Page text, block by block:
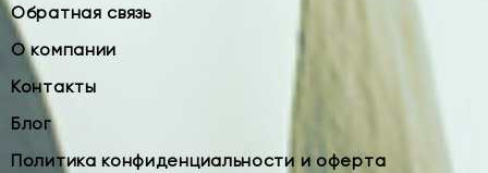
Обратная связь
О компании
Контакты
Блог
Политика конфиденциальности и оферта